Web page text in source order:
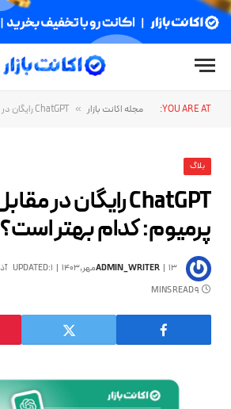
YOU ARE AT: مجله اکانت بازار » ChatGPT رایگان در مقابل ChatGPT پرمیوم: کدام بهتر است؟
بلاگ
پرمیوم: کدام بهتر است؟
ADMIN_WRITER 13مهر,1403 UPDATED:1آذر,1403
9 MINS READ